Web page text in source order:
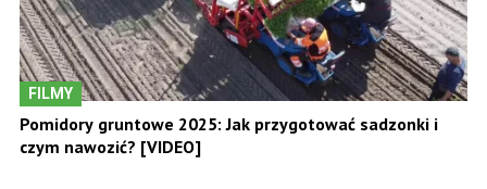
FILMY
Pomidory gruntowe 2025: Jak przygotować sadzonki i
czym nawozić? [VIDEO]